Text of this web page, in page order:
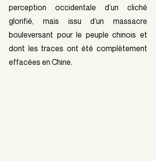
perception occidentale d’un cliché
glorifié, mais issu d’un massacre
bouleversant pour le peuple chinois et
dont les traces ont été complètement
effacées en Chine.